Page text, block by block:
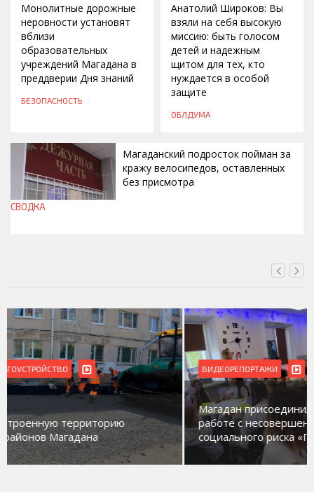
Монолитные дорожные
неровности установят
вблизи
образовательных
учреждений Магадана в
преддверии Дня знаний
БЕЗОПАСНОСТЬ
Анатолий Широков: Вы
взяли на себя высокую
миссию: быть голосом
детей и надежным
щитом для тех, кто
нуждается в особой
защите
ОБЛДУМА
Магаданский подросток пойман за
кражу велосипедов, оставленных
без присмотра
СВОДКА
ВИДЕОРЕПОРТАЖИ
Магадан присоединился к пилотному проекту по
работе с несовершеннолетними из групп
социального риска «Переправа»